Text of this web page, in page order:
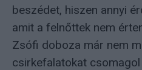
beszédet, hiszen annyi
amit a felnőttek nem
Zsófi doboza már nem
csirkefalatokat